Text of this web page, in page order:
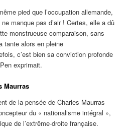
pied que l’occupation allemande,
manque pas d’air ! Certes, elle a dû
monstrueuse comparaison, sans
tante alors en pleine
c’est bien sa conviction profonde
exprimait.
Maurras
de la pensée de Charles Maurras
du « nationalisme intégral »,
de l’extrême-droite française.